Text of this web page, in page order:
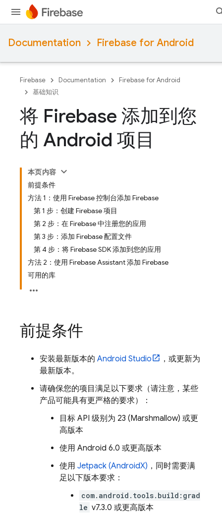
Documentation Firebase for Android
Firebase Documentation
Firebase for Android
基础知识
将 Firebase 添加到您
的 Android 项目
本页内容
前提条件
方法 1：使用 Firebase 控制台添加 Firebase
第 1 步：创建 Firebase 项目
第 2 步：在 Firebase 中注册您的应用
第 3 步：添加 Firebase 配置文件
第 4 步：将 Firebase SDK 添加到您的应用
方法 2：使用 Firebase Assistant 添加 Firebase
可用的库
前提条件
安装最新版本的 Android Studio
，或更新为
最新版本。
请确保您的项目满足以下要求（请注意，某些
产品可能具有更严格的要求）：
目标 API 级别为 23 (Marshmallow) 或更
高版本
使用 Android 6.0 或更高版本
使用 Jetpack (AndroidX) ，同时需要满
足以下版本要求：
com.android.tools.build:grad
le v7.3.0 或更高版本